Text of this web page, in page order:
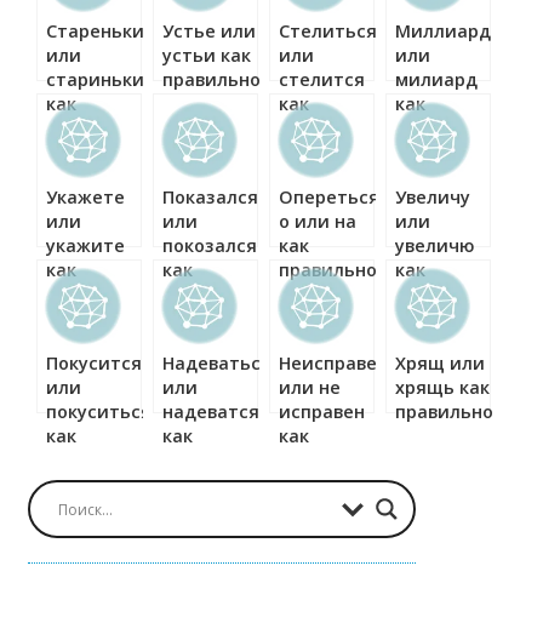
Старенькие
или
старинькие
как
правильно?
Устье или
устьи как
правильно?
Стелиться
или
стелится
как
правильно?
Миллиард
или
милиард
как
правильно?
Укажете
или
укажите
как
правильно?
Показался
или
покозался
как
правильно?
Опереться
о или на
как
правильно?
Увеличу
или
увеличю
как
правильно?
Покусится
или
покуситься
как
Надеваться
или
надеватся
как
Неисправен
или не
исправен
как
Хрящ или
хрящь как
правильно?